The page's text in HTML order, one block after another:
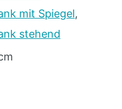
mit Spiegel,
stehend